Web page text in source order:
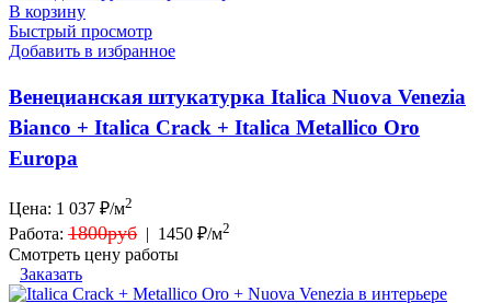
В корзину
Быстрый просмотр
Добавить в избранное
Венецианская штукатурка Italica Nuova Venezia
Bianco + Italica Crack + Italica Metallico Oro
Europa
Цена: 1 037 ₽/м2
Работа: 1800руб | 1450 ₽/м2
Смотреть цену работы
Заказать